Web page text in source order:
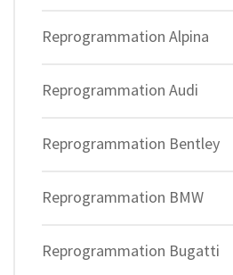
Reprogrammation Alpina
Reprogrammation Audi
Reprogrammation Bentley
Reprogrammation BMW
Reprogrammation Bugatti